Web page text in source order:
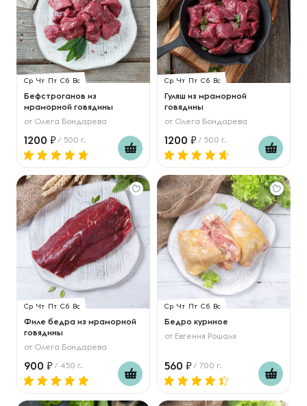
Ср Чт Пт Сб Вс
Бефстроганов из
мраморной говядины
от Олега Бондарева
1200 / 500 г.
Ср Чт Пт Сб Вс
Гуляш из мраморной
говядины
от Олега Бондарева
1200 / 500 г.
Ср Чт Пт Сб Вс
Филе бедра из мраморной
говядины
от Олега Бондарева
900 / 450 г.
Ср Чт Пт Сб Вс
Бедро куриное
от Евгения Рошаля
560 / 700 г.